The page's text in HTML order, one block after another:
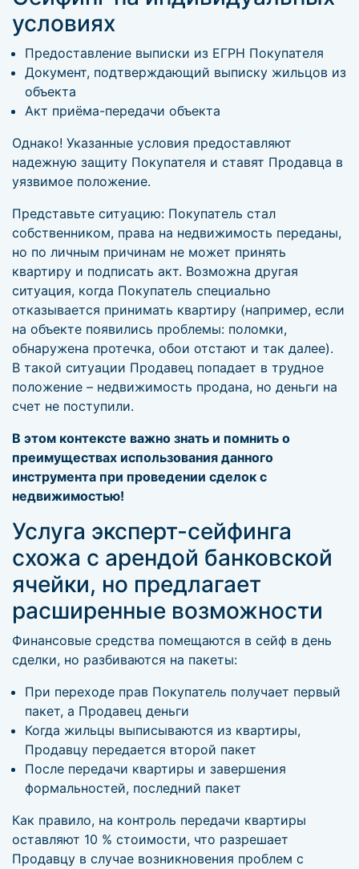
условиях
Предоставление выписки из ЕГРН Покупателя
Документ, подтверждающий выписку жильцов из
объекта
Акт приёма-передачи объекта
Однако! Указанные условия предоставляют
надежную защиту Покупателя и ставят Продавца в
уязвимое положение.
Представьте ситуацию: Покупатель стал
собственником, права на недвижимость переданы,
но по личным причинам не может принять
квартиру и подписать акт. Возможна другая
ситуация, когда Покупатель специально
отказывается принимать квартиру (например, если
на объекте появились проблемы: поломки,
обнаружена протечка, обои отстают и так далее).
В такой ситуации Продавец попадает в трудное
положение – недвижимость продана, но деньги на
счет не поступили.
В этом контексте важно знать и помнить о
преимуществах использования данного
инструмента при проведении сделок с
недвижимостью!
Услуга эксперт-сейфинга
схожа с арендой банковской
ячейки, но предлагает
расширенные возможности
Финансовые средства помещаются в сейф в день
сделки, но разбиваются на пакеты:
При переходе прав Покупатель получает первый
пакет, а Продавец деньги
Когда жильцы выписываются из квартиры,
Продавцу передается второй пакет
После передачи квартиры и завершения
формальностей, последний пакет
Как правило, на контроль передачи квартиры
оставляют 10 % стоимости, что разрешает
Продавцу в случае возникновения проблем с